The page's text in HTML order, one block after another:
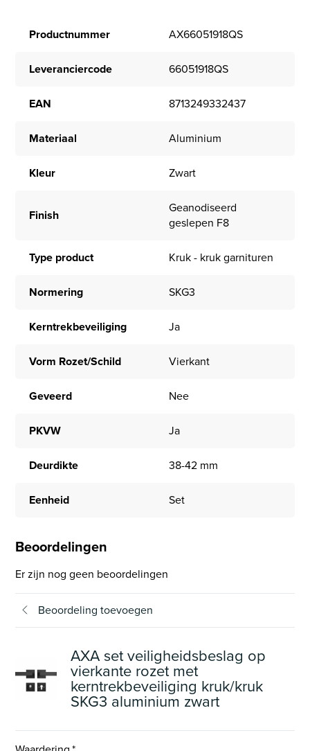
Productnummer AX66051918QS
Leveranciercode 66051918QS
EAN 8713249332437
Materiaal Aluminium
Kleur Zwart
Finish
Geanodiseerd
geslepen F8
Type product Kruk - kruk garnituren
Normering SKG3
Kerntrekbeveiliging Ja
Vorm Rozet/Schild Vierkant
Geveerd Nee
PKVW Ja
Deurdikte 38-42 mm
Eenheid Set
Beoordelingen
Er zijn nog geen beoordelingen
Beoordeling toevoegen
AXA set veiligheidsbeslag op
vierkante rozet met
kerntrekbeveiliging kruk/kruk
SKG3 aluminium zwart